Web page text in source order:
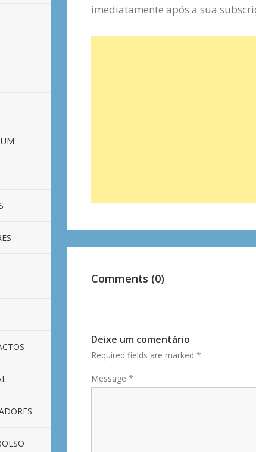
imediatamente após a sua
Comments (0)
Deixe um comentário
Required fields are marked *.
Message *